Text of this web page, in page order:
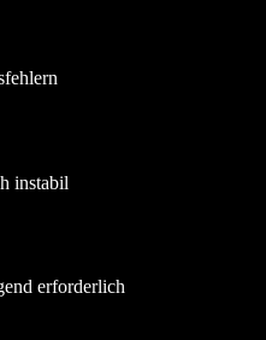
instabil
erforderlich